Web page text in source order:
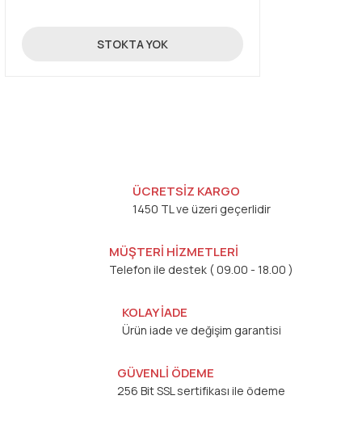
255,00 TL
STOKTA YOK
ÜCRETSİZ KARGO
1450 TL ve üzeri geçerlidir
MÜŞTERİ HİZMETLERİ
Telefon ile destek ( 09.00 - 18.00 )
KOLAY İADE
Ürün iade ve değişim garantisi
GÜVENLİ ÖDEME
256 Bit SSL sertifikası ile ödeme